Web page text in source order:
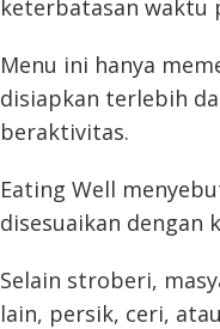
keterbatasan waktu
Menu ini hanya
disiapkan terlebih
beraktivitas.
Eating Well
disesuaikan dengan
Selain stroberi,
lain, persik, ceri,